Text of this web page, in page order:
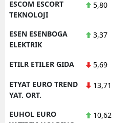
ESCOM ESCORT
TEKNOLOJI
5,80
ESEN ESENBOGA
ELEKTRIK
3,37
ETILR ETILER GIDA 5,69
ETYAT EURO TREND
YAT. ORT.
13,71
EUHOL EURO
10,62